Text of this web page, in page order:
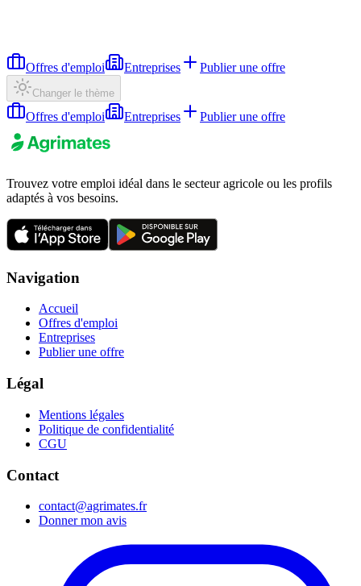
Offres d'emploi Entreprises Publier une offre
Changer le thème
Offres d'emploi Entreprises Publier une offre
Trouvez votre emploi idéal dans le secteur agricole ou les profils
adaptés à vos besoins.
Navigation
Accueil
Offres d'emploi
Entreprises
Publier une offre
Légal
Mentions légales
Politique de confidentialité
CGU
Contact
contact@agrimates.fr
Donner mon avis